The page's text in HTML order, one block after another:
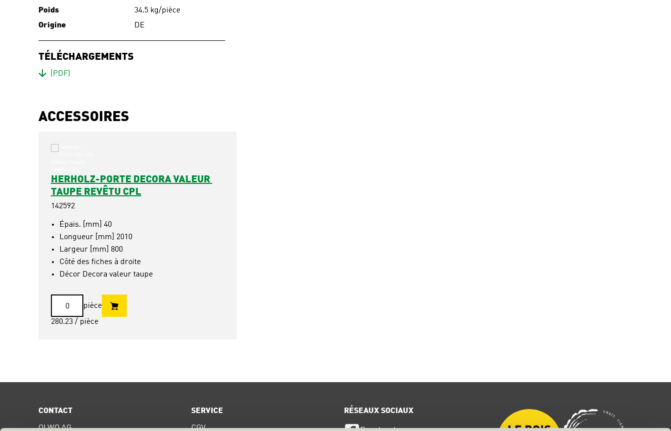
Poids
34.5 kg/pièce
Origine
DE
TÉLÉCHARGEMENTS
Download
(PDF)
ACCESSOIRES
HERHOLZ-PORTE DECORA VALEUR
TAUPE REVÊTU CPL
142592
Épais. [mm] 40
Longueur [mm] 2010
Largeur [mm] 800
Côté des fiches à droite
Décor Decora valeur taupe
pièce
280.23 / pièce
CONTACT
OLWO AG
SERVICE
CGV
RÉSEAUX SOCIAUX